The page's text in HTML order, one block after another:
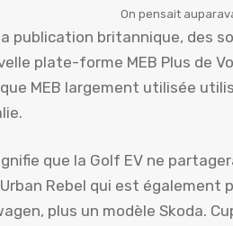
On pensait
publication britannique, des
plate-forme MEB Plus de
MEB largement utilisée
que la Golf EV ne
Rebel qui est également
plus un modèle Skoda.